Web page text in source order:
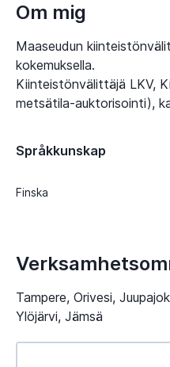
Om mig
Maaseudun
kokemuksella.
Kiinteistönvälittäjä LKV,
Språkkunskap
Finska
Tampere, Orivesi,
Ylöjärvi, Jämsä